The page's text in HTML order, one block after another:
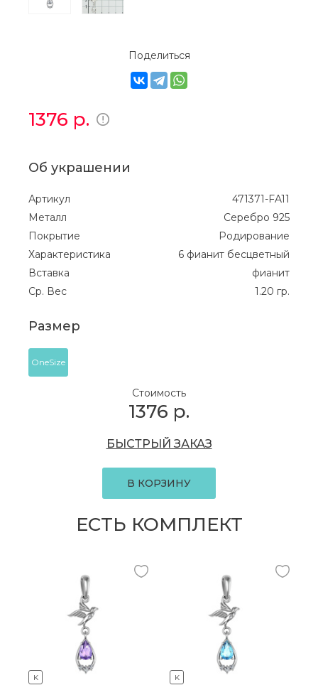
Поделиться
1376 р.
Об украшении
Артикул
471371-FA11
Металл
Серебро 925
Покрытие
Родирование
Характеристика
6 фианит бесцветный
Вставка
фианит
Ср. Вес
1.20 гр.
Размер
OneSize
Стоимость
1376 р.
БЫСТРЫЙ ЗАКАЗ
В КОРЗИНУ
ЕСТЬ КОМПЛЕКТ
K K